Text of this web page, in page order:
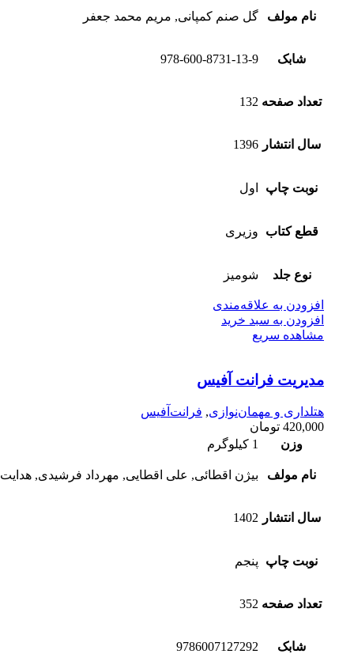
نام مولف گل صنم کمپانی, مریم محمد جعفر
شابک 978-600-8731-13-9
تعداد صفحه 132
سال انتشار 1396
نوبت چاپ اول
قطع کتاب وزیری
نوع جلد شومیز
افزودن به علاقه‌مندی
افزودن به سبد خرید
مشاهده سریع
مدیریت فرانت آفیس
هتلداری و مهمان‌نوازی, فرانت‌آفیس
420,000 تومان
وزن
1 کیلوگرم
نام مولف بیژن اقطائی, علی اقطایی, مهرداد فرشیدی,
سال انتشار 1402
نوبت چاپ پنجم
تعداد صفحه 352
شابک 9786007127292